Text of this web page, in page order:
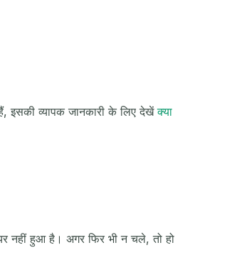
इसकी व्यापक जानकारी के लिए देखेंक्या
नहीं हुआ है। अगर फिर भी न चले, तो हो